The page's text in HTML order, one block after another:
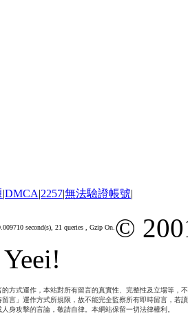
|DMCA|2257|無法驗證帳號|
second(s), 21 queries , Gzip On. ©
方式運作，本站對所有留言的真實性、完整性及立場等
言」運作方式所規限，故不能完全監察所有即時留言，
身攻擊的言論，敬請自律。本網站保留一切法律權利。